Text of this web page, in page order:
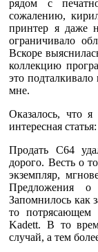
рядом с
сожалению,
принтер я даже
ограничивало
Вскоре
коллекцию
это
мне.
Оказалось, что
интересная
Продать С64
дорого. Весть о
экземпляр,
Предложения
Запомнилось как
то потрясающем
Kadett. В то
случай, а тем